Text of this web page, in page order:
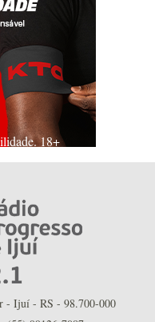
18+
- Ijuí - RS - 98.700-000